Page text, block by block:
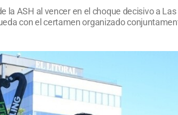
ASH al vencer en el choque decisivo a
con el certamen organizado